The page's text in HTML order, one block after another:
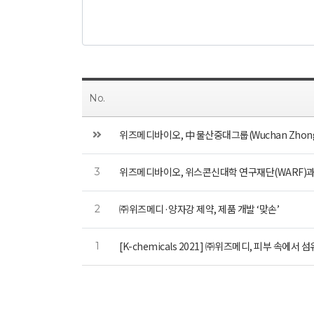
No.
위즈메디바이오, 中 물산중대그룹(Wuchan
3 위즈메디바이오, 위스콘신대학 연구재단(WARF)
2 ㈜위즈메디·양자강 제약, 제품 개발 ‘맞손’
1 [K-chemicals 2021] ㈜위즈메디, 피부 속에서 섬